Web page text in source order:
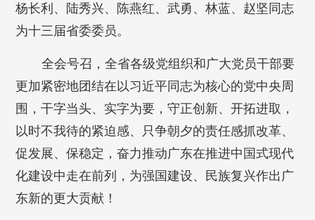
杨长利、陆秀兴、陈燕红、武勇、林蓝、赵坚同志
为十三届省委委员。
全会号召，全省各级党组织和广大党员干部要
更加紧密地团结在以习近平同志为核心的党中央周
围，干字当头、实字为要，守正创新、开拓进取，
以时不我待的紧迫感、只争朝夕的责任感抓改革、
促发展、保稳定，奋力推动广东在推进中国式现代
化建设中走在前列，为强国建设、民族复兴作出广
东新的更大贡献！